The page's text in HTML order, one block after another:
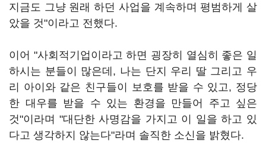
지금도 그냥 원래 하던 사업을 계속하며 평범하게 살
았을 것"이라고 전했다.
이어 "사회적기업이라고 하면 굉장히 열심히 좋은 일
하시는 분들이 많은데, 나는 단지 우리 딸 그리고 우
리 아이와 같은 친구들이 보호를 받을 수 있고, 정당
한 대우를 받을 수 있는 환경을 만들어 주고 싶은
것"이라며 "대단한 사명감을 가지고 이 일을 하고 있
다고 생각하지 않는다"라며 솔직한 소신을 밝혔다.